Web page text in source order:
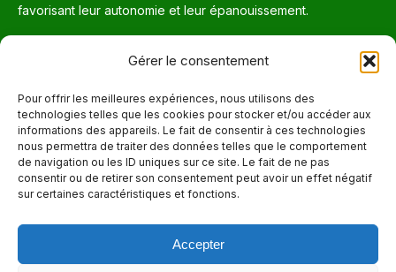
Gérer le consentement
Pour offrir les meilleures expériences, nous utilisons des
technologies telles que les cookies pour stocker et/ou accéder aux
informations des appareils. Le fait de consentir à ces technologies
nous permettra de traiter des données telles que le comportement
de navigation ou les ID uniques sur ce site. Le fait de ne pas
consentir ou de retirer son consentement peut avoir un effet négatif
sur certaines caractéristiques et fonctions.
Accepter
favorisant leur autonomie et leur épanouissement.
Courriel
info@maisonnettedesparents.org
Trouvez nous sur :